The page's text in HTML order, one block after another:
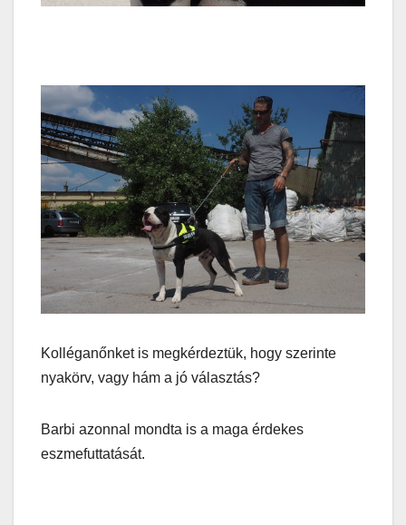
Kolléganőnket is megkérdeztük, hogy szerinte
nyakörv, vagy hám a jó választás?
Barbi azonnal mondta is a maga érdekes
eszmefuttatását.